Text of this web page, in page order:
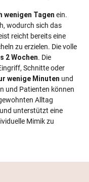
wenigen Tagen ein.
wodurch sich das
reicht bereits eine
zu erzielen. Die volle
2 Wochen. Die
Schnitte oder
wenige Minuten und
und Patienten können
Alltag
unterstützt eine
Mimik zu